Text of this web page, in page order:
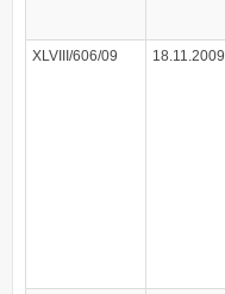
XLVIII/606/09 18.11.2009